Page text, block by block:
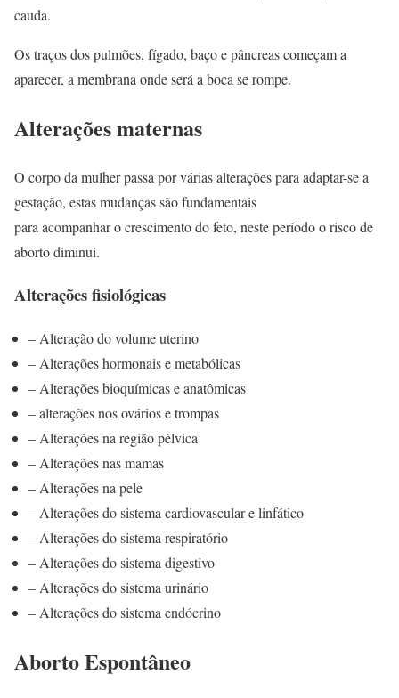
cauda.
Os traços dos pulmões, fígado, baço e pâncreas começam a
aparecer, a membrana onde será a boca se rompe.
Alterações maternas
O corpo da mulher passa por várias alterações para adaptar-se a
gestação, estas mudanças são fundamentais
para acompanhar o crescimento do feto, neste período o risco de
aborto diminui.
Alterações fisiológicas
– Alteração do volume uterino
– Alterações hormonais e metabólicas
– Alterações bioquímicas e anatômicas
– alterações nos ovários e trompas
– Alterações na região pélvica
– Alterações nas mamas
– Alterações na pele
– Alterações do sistema cardiovascular e linfático
– Alterações do sistema respiratório
– Alterações do sistema digestivo
– Alterações do sistema urinário
– Alterações do sistema endócrino
Aborto Espontâneo